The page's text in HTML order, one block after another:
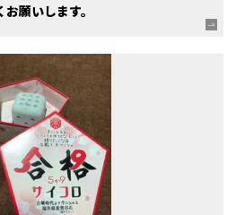
願いします。